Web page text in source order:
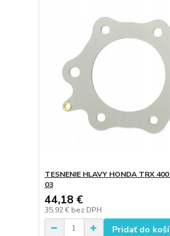
TESNENIE HLAVY HONDA TRX
03
44,18 €
35,92 € bez DPH
Pridať do